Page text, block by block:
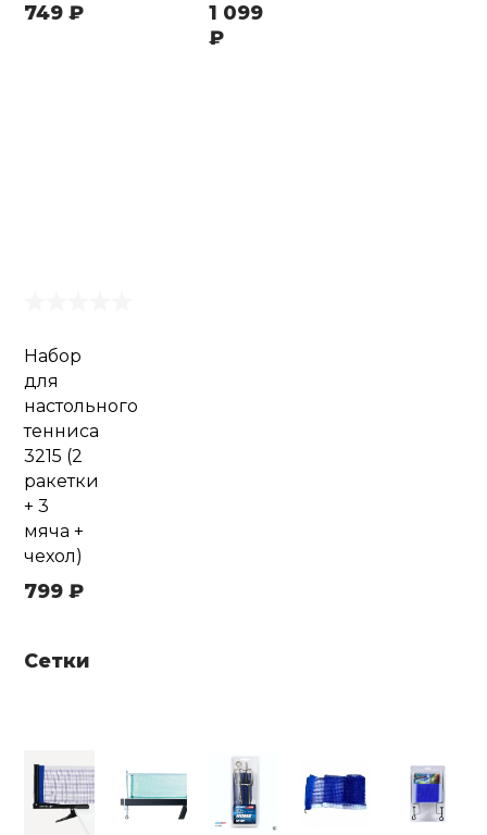
749 ₽
1 099
₽
Набор
для
настольного
тенниса
3215 (2
ракетки
+ 3
мяча +
чехол)
799 ₽
Сетки